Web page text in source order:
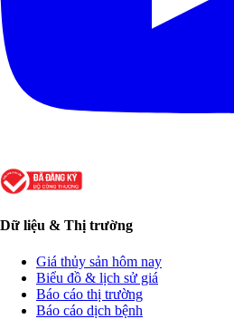
Dữ liệu & Thị trường
Giá thủy sản hôm nay
Biểu đồ & lịch sử giá
Báo cáo thị trường
Báo cáo dịch bệnh